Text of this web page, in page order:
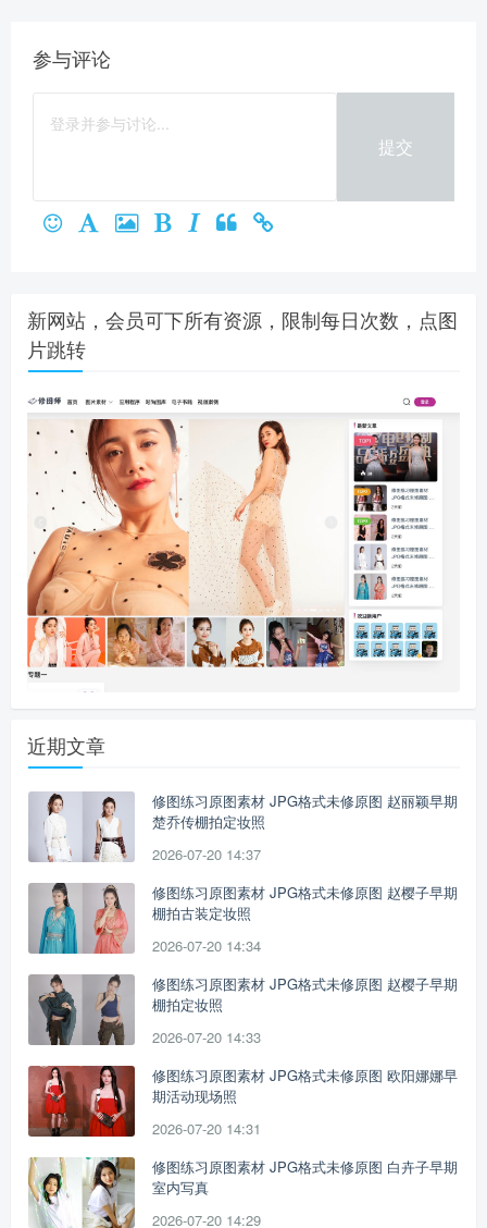
参与评论
提交
新网站，会员可下所有资源，限制每日次数，点图
片跳转
近期文章
修图练习原图素材 JPG格式未修原图 赵丽颖早期
楚乔传棚拍定妆照
2026-07-20 14:37
修图练习原图素材 JPG格式未修原图 赵樱子早期
棚拍古装定妆照
2026-07-20 14:34
修图练习原图素材 JPG格式未修原图 赵樱子早期
棚拍定妆照
2026-07-20 14:33
修图练习原图素材 JPG格式未修原图 欧阳娜娜早
期活动现场照
2026-07-20 14:31
修图练习原图素材 JPG格式未修原图 白卉子早期
室内写真
2026-07-20 14:29